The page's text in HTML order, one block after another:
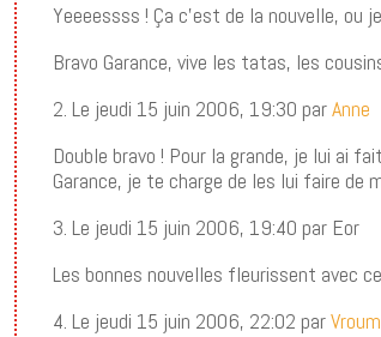
Yeeeessss ! Ça c’est de la nouvelle, ou
Bravo Garance, vive les tatas, les
2. Le jeudi 15 juin 2006, 19:30 parAnne
Double bravo ! Pour la grande, je lui ai
Garance, je te charge de les lui faire de
3. Le jeudi 15 juin 2006, 19:40 par Eor
Les bonnes nouvelles fleurissent avec
4. Le jeudi 15 juin 2006, 22:02 par